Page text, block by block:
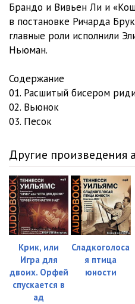
Брандо и Вивьен Ли и
в постановке Ричарда
главные роли исполнили
Ньюман.
Содержание
01. Расшитый бисером
02. Вьюнок
03. Песок
Другие произведения
Крик, или
Игра для
двоих. Орфей
спускается в
ад
Сладкоголоса
я птица
юности